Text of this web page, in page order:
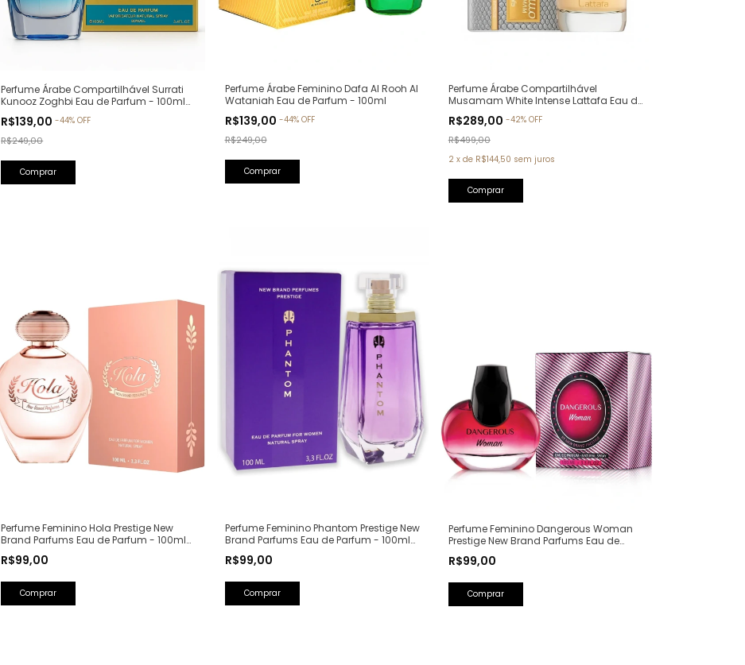
Perfume Árabe Compartilhável Surrati
Kunooz Zoghbi Eau de Parfum - 100ml
R$139,00-44%OFF
R$249,00
Perfume Árabe Feminino Dafa Al Rooh Al
Wataniah Eau de Parfum - 100ml
R$139,00 -44% OFF
R$249,00
Perfume Árabe Compartilhável
Musamam White Intense Lattafa Eau de
Parfum - 100ml
R$289,00 -42% OFF
R$499,00
2 x de R$144,50 sem juros
Perfume Feminino Hola Prestige New
Brand Parfums Eau de Parfum - 100ml
(Ref. Olfativa: Olympéa Paco Rabanne)
R$99,00
Perfume Feminino Phantom Prestige New
Brand Parfums Eau de Parfum - 100ml
(Ref. Olfativa: Alien Mugler)
R$99,00
Perfume Feminino Dangerous Woman
Prestige New Brand Parfums Eau de
Dior)
R$99,00